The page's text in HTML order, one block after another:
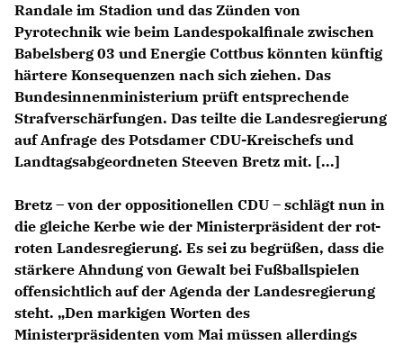
Randale im Stadion und das Zünden von
Pyrotechnik wie beim Landespokalfinale zwischen
Babelsberg 03 und Energie Cottbus könnten künftig
härtere Konsequenzen nach sich ziehen. Das
Bundesinnenministerium prüft entsprechende
Strafverschärfungen. Das teilte die Landesregierung
auf Anfrage des Potsdamer CDU-Kreischefs und
Landtagsabgeordneten Steeven Bretz mit. [...]
Bretz – von der oppositionellen CDU – schlägt nun in
die gleiche Kerbe wie der Ministerpräsident der rot-
roten Landesregierung. Es sei zu begrüßen, dass die
stärkere Ahndung von Gewalt bei Fußballspielen
offensichtlich auf der Agenda der Landesregierung
steht. „Den markigen Worten des
Ministerpräsidenten vom Mai müssen allerdings